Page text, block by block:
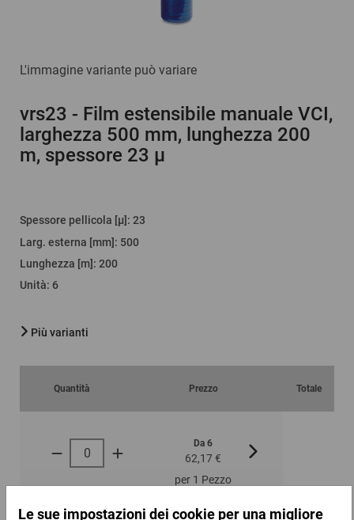
L'immagine variante può variare
vrs23 - Film estensibile manuale VCI,
larghezza 500 mm, lunghezza 200
m, spessore 23 µ
Spessore pellicola [µ] : 23
Larg. esterna [mm]: 500
Lunghezza [m] : 200
Unità: 6
Più varianti
Quantità Prezzo Totale
Da 6
62,17 €
per 1 Pezzo